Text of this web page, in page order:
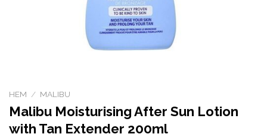
HEM / MALIBU
Malibu Moisturising After Sun Lotion
with Tan Extender 200ml